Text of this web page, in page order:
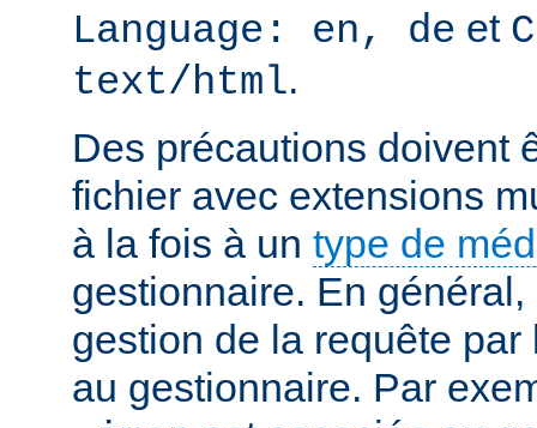
Language: en, de et
text/html.
Des précautions doivent
fichier avec extensions
à la fois à un type de
gestionnaire. En
gestion de la requête
au gestionnaire. Par